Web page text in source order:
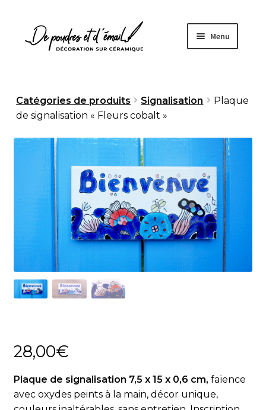
contenu
Menu
Boutique
À propos
Fabrication artisanale
Sur mesure
Actualités
Catégories de produits Signalisation
Plaque
de signalisation « Fleurs cobalt »
28,00€
Plaque de signalisation 7,5 x 15 x 0,6 cm, faïence
avec oxydes peints à la main, décor unique,